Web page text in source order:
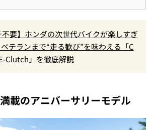
不要】ホンダの次世代バイクが楽しすぎ
テランまで“走る歓び”を味わえる「C
Clutch」を徹底解説
載のアニバーサリーモデル